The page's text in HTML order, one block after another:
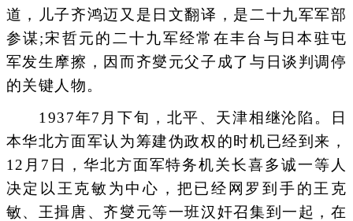
道，儿子齐鸿迈又是日文翻译，是二十九军军部
参谋;宋哲元的二十九军经常在丰台与日本驻屯
军发生摩擦，因而齐燮元父子成了与日谈判调停
的关键人物。
1937年7月下旬，北平、天津相继沦陷。日
本华北方面军认为筹建伪政权的时机已经到来，
12月7日，华北方面军特务机关长喜多诚一等人
决定以王克敏为中心，把已经网罗到手的王克
敏、王揖唐、齐燮元等一班汉奸召集到一起，在